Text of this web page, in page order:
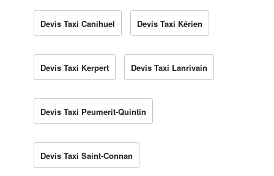
Devis Taxi Canihuel Devis Taxi Kérien
Devis Taxi Kerpert Devis Taxi Lanrivain
Devis Taxi Peumerit-Quintin
Devis Taxi Saint-Connan